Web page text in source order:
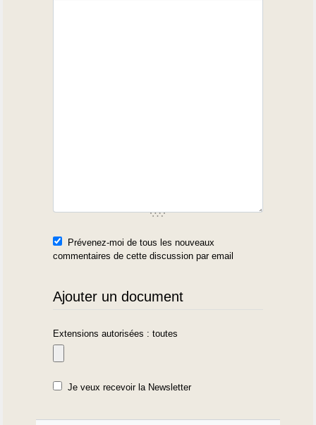
Prévenez-moi de tous les nouveaux
commentaires de cette discussion par email
Ajouter un document
Extensions autorisées : toutes
Je veux recevoir la Newsletter